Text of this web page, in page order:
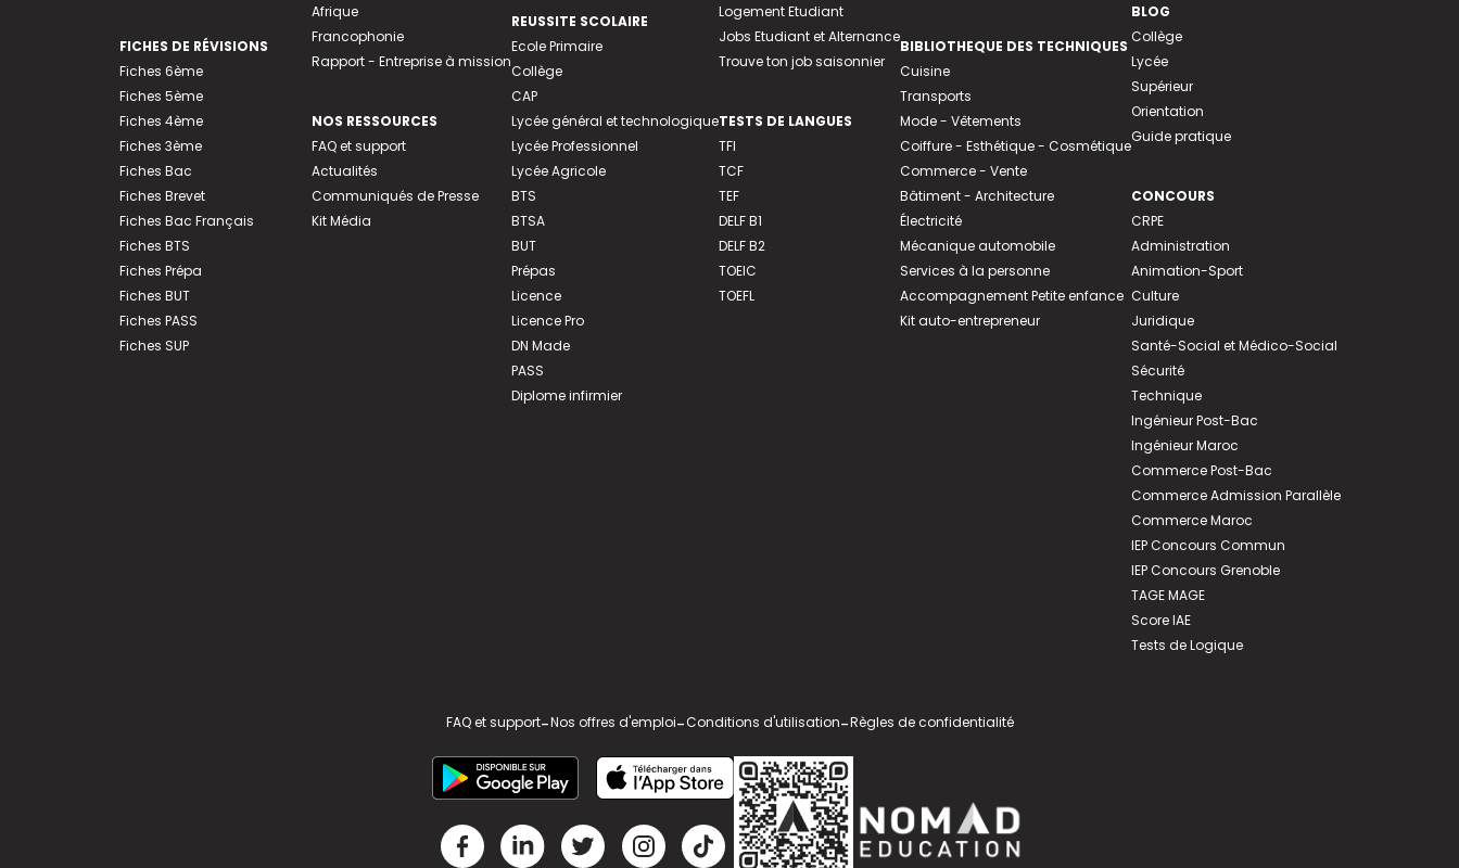
FICHES DE RÉVISIONS
Fiches 6ème
Fiches 5ème
Fiches 4ème
Fiches 3ème
Fiches Bac
Fiches Brevet
Fiches Bac Français
Fiches BTS
Fiches Prépa
Fiches BUT
Fiches PASS
Fiches SUP
Afrique
Francophonie
Rapport - Entreprise à mission
NOS RESSOURCES
FAQ et support
Actualités
Communiqués de Presse
Kit Média
REUSSITE SCOLAIRE
Ecole Primaire
Collège
CAP
Lycée général et technologique
Lycée Professionnel
Lycée Agricole
BTS
BTSA
BUT
Prépas
Licence
Licence Pro
DN Made
PASS
Diplome infirmier
Logement Etudiant
Jobs Etudiant et Alternance
Trouve ton job saisonnier
TESTS DE LANGUES
TFI
TCF
TEF
DELF B1
DELF B2
TOEIC
TOEFL
BIBLIOTHEQUE DES TECHNIQUES
Cuisine
Transports
Mode - Vêtements
Coiffure - Esthétique - Cosmétique
Commerce - Vente
Bâtiment - Architecture
Électricité
Mécanique automobile
Services à la personne
Accompagnement Petite enfance
Kit auto-entrepreneur
BLOG
Collège
Lycée
Supérieur
Orientation
Guide pratique
CONCOURS
CRPE
Administration
Animation-Sport
Culture
Juridique
Santé-Social et Médico-Social
Sécurité
Technique
Ingénieur Post-Bac
Ingénieur Maroc
Commerce Post-Bac
Commerce Admission Parallèle
Commerce Maroc
IEP Concours Commun
IEP Concours Grenoble
TAGE MAGE
Score IAE
Tests de Logique
FAQ et support-Nos offres d'emploi-Conditions d'utilisation-Règles de confidentialité